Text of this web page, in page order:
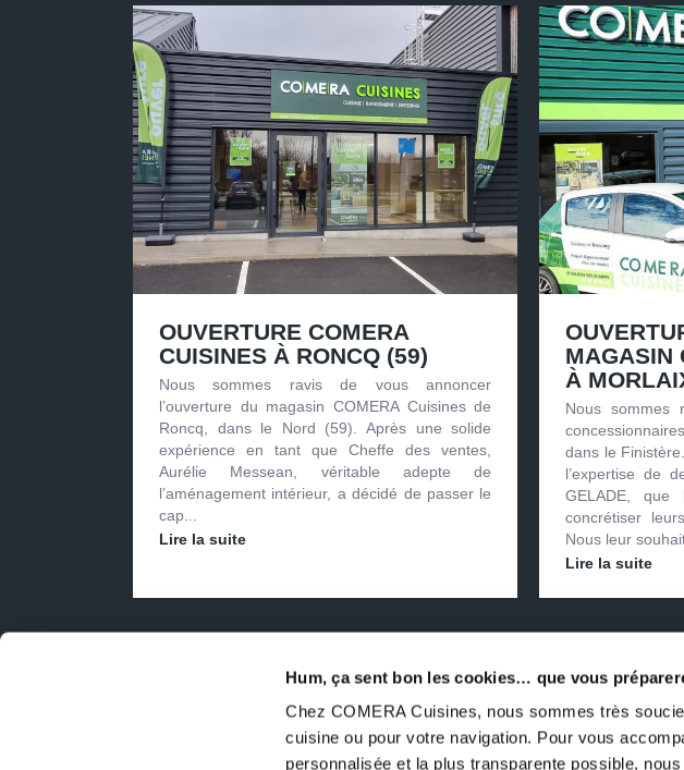
Hum, ça sent bon les cookies… que vous
Chez COMERA Cuisines, nous sommes très
cuisine ou pour votre navigation. Pour vous
personnalisée et la plus transparente possible,
OUVERTURE COMERA
CUISINES À RONCQ (59)
Nous sommes ravis de vous annoncer
l’ouverture du magasin COMERA Cuisines de
Roncq, dans le Nord (59). Après une solide
expérience en tant que Cheffe des ventes,
Aurélie Messean, véritable adepte de
l’aménagement intérieur, a décidé de passer le
cap...
Lire la suite
MAGASIN
À
Nous sommes
dans le
l’expertise de
GELADE, que
concrétiser
Nous leur
Lire la suite
Vos avantages à être